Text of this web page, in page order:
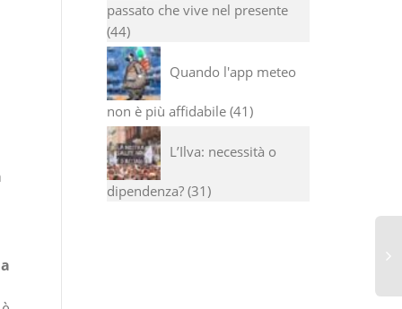
passato che vive nel presente
44
Quando l'app meteo
non è più affidabile 41
L’Ilva: necessità o
dipendenza? 31